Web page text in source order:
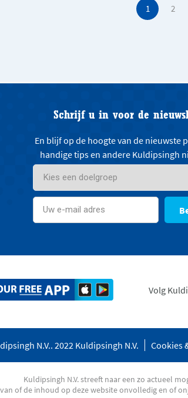
1 2
Schrijf u in voor de
En blijf op de hoogte van de nieuwste
handige tips en andere Kuldipsingh
Volg
N.V.. 2022 Kuldipsingh N.V. Cookies
Kuldipsingh N.V. streeft naar een zo actueel
of de inhoud op deze website onvolledig en of